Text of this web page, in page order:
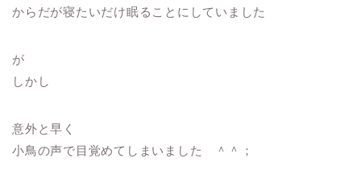
からだが寝たいだけ眠ることにしていました
が
しかし
意外と早く
小鳥の声で目覚めてしまいました ＾＾；